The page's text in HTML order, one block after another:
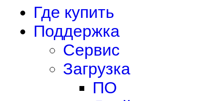
Где купить
Поддержка
Сервис
Загрузка
ПО